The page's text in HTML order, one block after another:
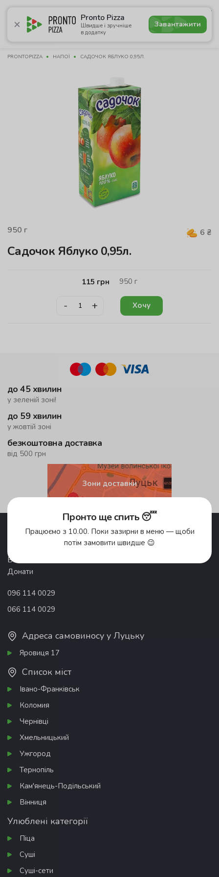
Pronto Pizza
Швидше і зручніше
в додатку
Завантажити
5.0
Акції Піца Суші Сети Бургери Комбо
PRONTOPIZZA НАПОЇ САДОЧОК ЯБЛУКО 0,95Л.
950 г 6 ₴
Садочок Яблуко 0,95л.
115 грн 950 г
- + Хочу
до 45 хвилин
у зеленій зоні!
до 59 хвилин
у жовтій зоні
безкоштовна доставка
від 500 грн
Зони доставки
Доставка їжі
Відгуки
Франшиза
Вакансії
Донати
096 114 0029
066 114 0029
Адреса самовиносу у Луцьку
Яровиця 17
Список міст
Івано-Франківськ
Коломия
Чернівці
Хмельницький
Ужгород
Тернопіль
Кам'янець-Подільський
Вінниця
Улюблені категорії
Піца
Суші
Суші-сети
Пронто ще спить 😴
Працюємо з 10.00. Поки зазирни в меню — щоби
потім замовити швидше 😉